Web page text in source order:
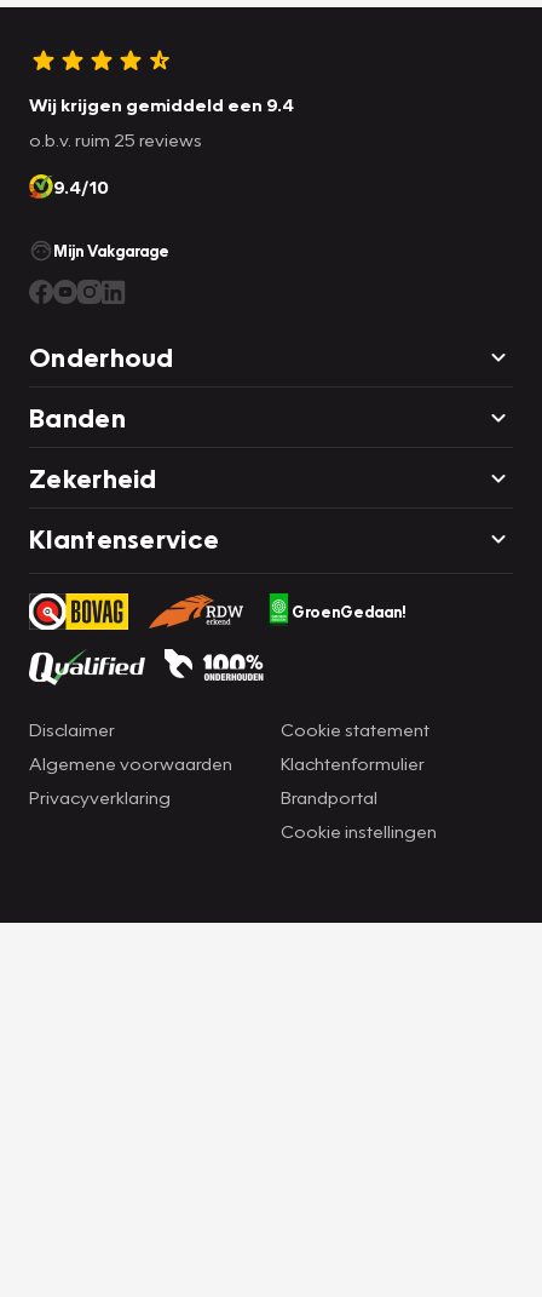
Wij krijgen gemiddeld een 9.4
o.b.v. ruim 25 reviews
9.4/10
Mijn Vakgarage
Onderhoud
Banden
Zekerheid
Klantenservice
GroenGedaan!
Disclaimer
Algemene voorwaarden
Privacyverklaring
Cookie statement
Klachtenformulier
Brandportal
Cookie instellingen